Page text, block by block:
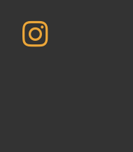
FacebookInstagram